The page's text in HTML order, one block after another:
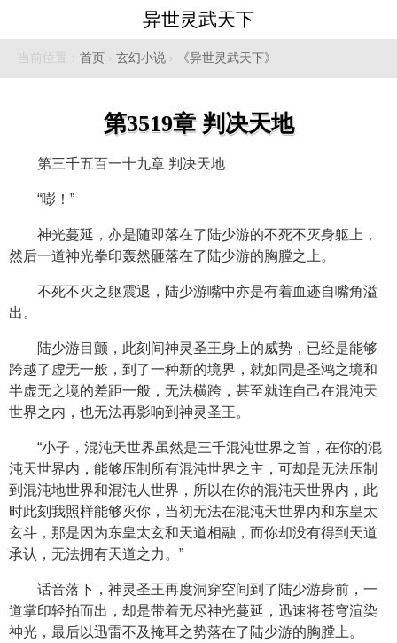
异世灵武天下
当前位置： 首页 › 玄幻小说 › 《异世灵武天下》
第3519章 判决天地
第三千五百一十九章 判决天地
“嘭！”
神光蔓延，亦是随即落在了陆少游的不死不灭身躯上，
然后一道神光拳印轰然砸落在了陆少游的胸膛之上。
不死不灭之躯震退，陆少游嘴中亦是有着血迹自嘴角溢
出。
陆少游目颤，此刻间神灵圣王身上的威势，已经是能够
跨越了虚无一般，到了一种新的境界，就如同是圣鸿之境和
半虚无之境的差距一般，无法横跨，甚至就连自己在混沌天
世界之内，也无法再影响到神灵圣王。
“小子，混沌天世界虽然是三千混沌世界之首，在你的混
沌天世界内，能够压制所有混沌世界之主，可却是无法压制
到混沌地世界和混沌人世界，所以在你的混沌天世界内，此
时此刻我照样能够灭你，当初无法在混沌天世界内和东皇太
玄斗，那是因为东皇太玄和天道相融，而你却没有得到天道
承认，无法拥有天道之力。”
话音落下，神灵圣王再度洞穿空间到了陆少游身前，一
道掌印轻拍而出，却是带着无尽神光蔓延，迅速将苍穹渲染
神光，最后以迅雷不及掩耳之势落在了陆少游的胸膛上。